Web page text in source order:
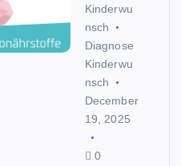
Kinderwu
nsch
Diagnose
Kinderwu
nsch
December
19, 2025
0